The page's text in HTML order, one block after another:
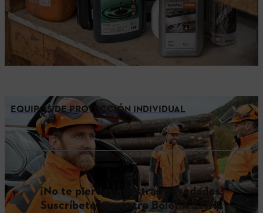
EQUIPOS DE PROTECCIÓN INDIVIDUAL
¡No te pierdas nuestras novedades!
Suscríbete a nuestro Boletín STIHL